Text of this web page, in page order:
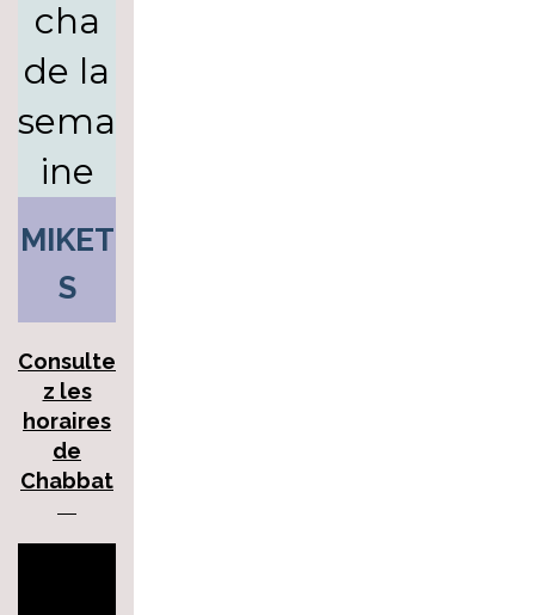
cha
de la
sema
ine
MIKET
S
Consulte
z les
horaires
de
Chabbat